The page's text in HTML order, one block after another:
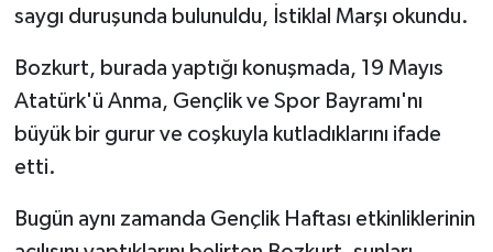
saygı duruşunda bulunuldu, İstiklal Marşı okundu.
Bozkurt, burada yaptığı konuşmada, 19 Mayıs
Atatürk'ü Anma, Gençlik ve Spor Bayramı'nı
büyük bir gurur ve coşkuyla kutladıklarını ifade
etti.
Bugün aynı zamanda Gençlik Haftası etkinliklerinin